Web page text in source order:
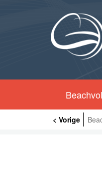
< Vorige